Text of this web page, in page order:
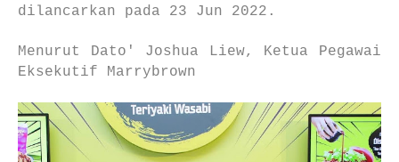
dilancarkan pada 23 Jun 2022.
Menurut Dato' Joshua Liew, Ketua Pegawai
Eksekutif Marrybrown